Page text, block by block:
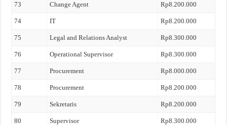
73 Change Agent Rp8.200.000
74 IT Rp8.200.000
75 Legal and Relations Analyst Rp8.300.000
76 Operational Supervisor Rp8.300.000
77 Procurement Rp8.000.000
78 Procurement Rp8.200.000
79 Sekretaris Rp8.200.000
80 Supervisor Rp8.300.000